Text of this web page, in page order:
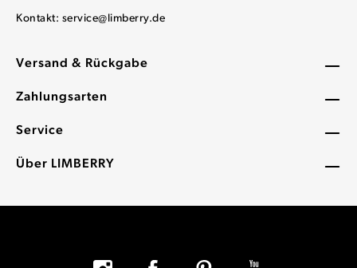
Versand & Rückgabe
Zahlungsarten
Service
Über LIMBERRY
Kontakt: service@limberry.de